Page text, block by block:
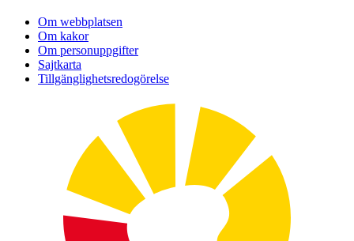
Om webbplatsen
Om kakor
Om personuppgifter
Sajtkarta
Tillgänglighetsredogörelse